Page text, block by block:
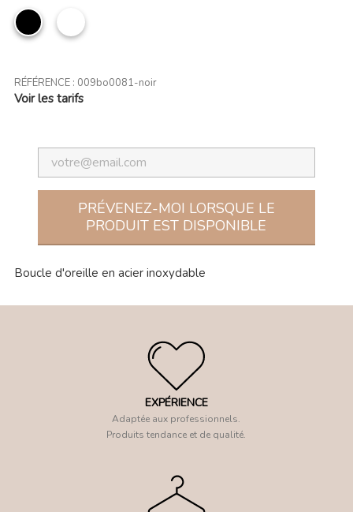
noir Blanc
RÉFÉRENCE : 009bo0081-noir
Voir les tarifs
PRÉVENEZ-MOI LORSQUE LE
PRODUIT EST DISPONIBLE
Boucle d'oreille en acier inoxydable
EXPÉRIENCE
Adaptée aux professionnels.
Produits tendance et de qualité.